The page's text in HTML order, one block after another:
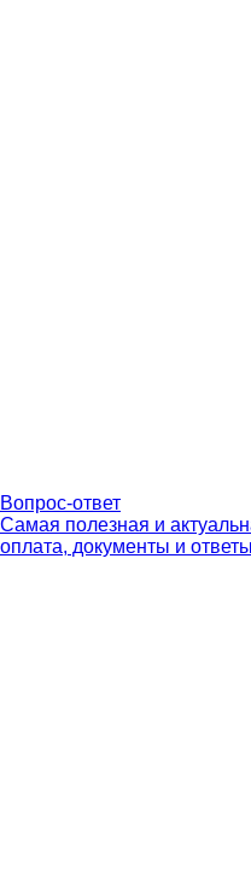
Вопрос-ответ
Самая полезная и
оплата, документы и